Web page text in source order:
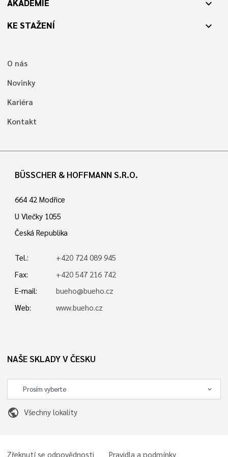
AKADEMIE
expand_more
KE STAŽENÍ expand_more
O nás
Novinky
Kariéra
Kontakt
BÜSSCHER & HOFFMANN S.R.O.
664 42 Modřice
U Vlečky 1055
Česká Republika
Tel.:
+420 724 089 945
Fax:
+420 547 216 742
E-mail:
bueho@bueho.cz
Web:
www.bueho.cz
NAŠE SKLADY V ČESKU
public Všechny lokality
Zřeknutí se odpovědnosti Pravidla a podmínky